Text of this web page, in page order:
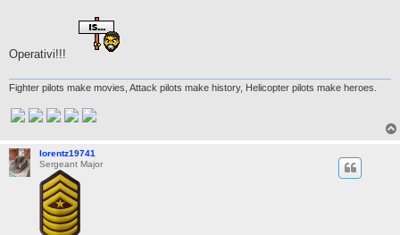
Operativi!!!
Fighter pilots make movies, Attack pilots make history, Helicopter pilots make heroes.
lorentz19741
Sergeant Major